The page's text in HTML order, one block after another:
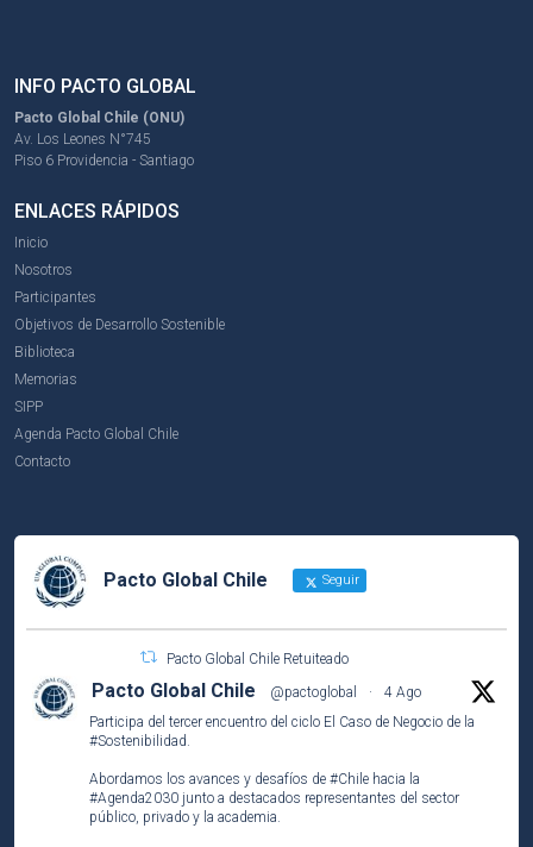
INFO PACTO GLOBAL
Pacto Global Chile (ONU)
Av. Los Leones N°745
Piso 6 Providencia - Santiago
ENLACES RÁPIDOS
Inicio
Nosotros
Participantes
Objetivos de Desarrollo Sostenible
Biblioteca
Memorias
SIPP
Agenda Pacto Global Chile
Contacto
Pacto Global Chile Seguir
Pacto Global Chile Retuiteado
Pacto Global Chile @pactoglobal ·
4 Ago
Participa del tercer encuentro del ciclo El Caso de Negocio de la
#Sostenibilidad
Abordamos los avances y desafíos de #Chile hacia la
#Agenda2030 junto a destacados representantes del sector
público, privado y la academia.